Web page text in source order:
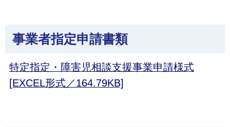
事業者指定申請書類
特定指定・障害児相談支援事業申請様式
[EXCEL形式／164.79KB]